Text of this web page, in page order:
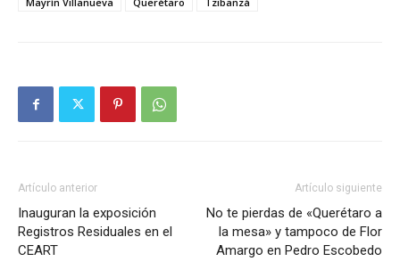
Artículo anterior
Inauguran la exposición
Registros Residuales en el
CEART
Artículo siguiente
No te pierdas de «Querétaro a
la mesa» y tampoco de Flor
Amargo en Pedro Escobedo